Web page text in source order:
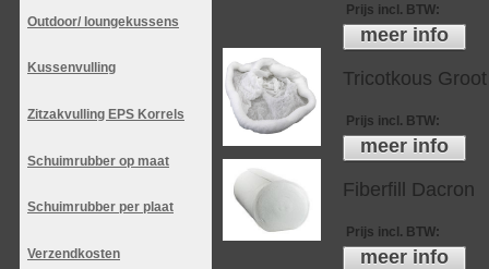
Outdoor/ loungekussens
Kussenvulling
Zitzakvulling EPS Korrels
Schuimrubber op maat
Schuimrubber per plaat
Verzendkosten
Prijs incl. BTW:
meer info
Tricotkous Groot
Prijs incl. BTW:
meer info
Fiberfill Dacron
Prijs incl. BTW:
meer info